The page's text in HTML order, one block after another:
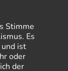
Einer ruft und
Stimme
Es
ist
oder
der